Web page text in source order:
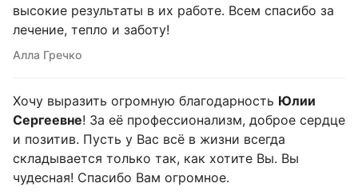
высокие результаты в их работе. Всем спасибо за
лечение, тепло и заботу!
Алла Гречко
Хочу выразить огромную благодарность Юлии
Сергеевне! За её профессионализм, доброе сердце
и позитив. Пусть у Вас всё в жизни всегда
складывается только так, как хотите Вы. Вы
чудесная! Спасибо Вам огромное.